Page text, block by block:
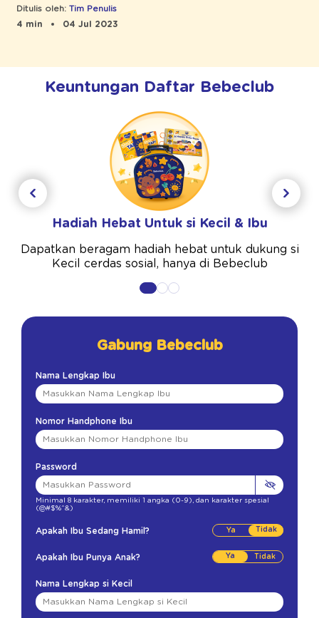
Membuatnya
Ditulis oleh: Tim Penulis
4 min
04 Jul 2023
Keuntungan Daftar Bebeclub
Hadiah Hebat Untuk si Kecil & Ibu
Dapatkan beragam hadiah hebat untuk dukung si
Kecil cerdas sosial, hanya di Bebeclub
Gabung Bebeclub
Nama Lengkap Ibu
Nomor Handphone Ibu
Password
Minimal 8 karakter, memiliki 1 angka (0-9) dan karakter spesial
(@#$%^&)
Apakah Ibu Sedang Hamil? Tidak
Apakah Ibu Punya Anak? Ya
Nama Lengkap si Kecil